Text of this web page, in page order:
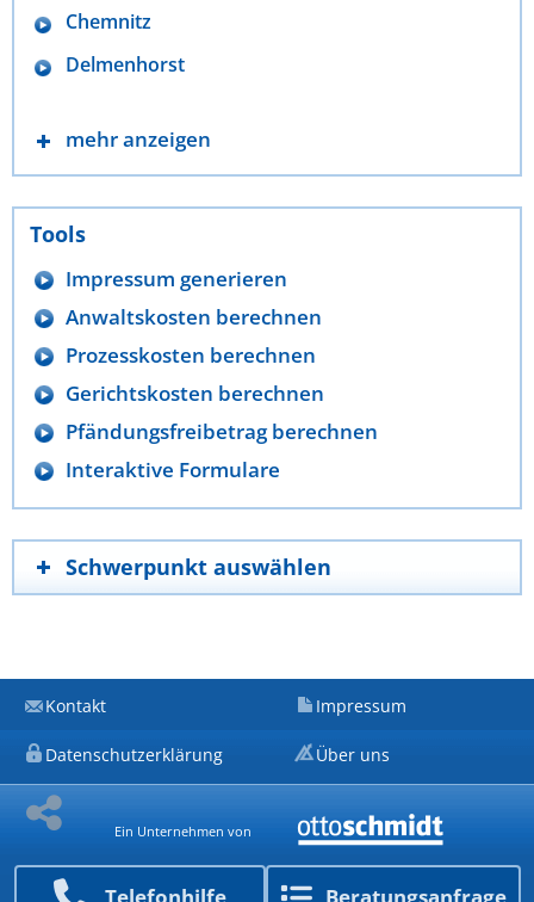
Chemnitz
Delmenhorst
mehr anzeigen
Tools
Impressum generieren
Anwaltskosten berechnen
Prozesskosten berechnen
Gerichtskosten berechnen
Pfändungsfreibetrag berechnen
Interaktive Formulare
Schwerpunkt auswählen
Kontakt Impressum
Datenschutzerklärung Über uns
Ein Unternehmen von